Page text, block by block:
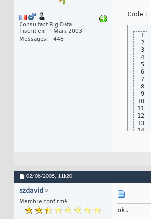
Consultant Big Data
Inscrit en
Mars 2003
Messages
448
Code :
1
2
3
4
5
6
7
8
9
10
11
12
13
14
21
02/08/2005, 11h20
szdavid
Membre confirmé
ok...